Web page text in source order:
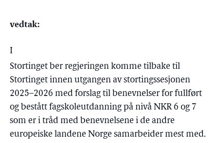
vedtak:
I
Stortinget ber regjeringen komme tilbake til
Stortinget innen utgangen av stortingssesjonen
2025–2026 med forslag til benevnelser for fullført
og bestått fagskoleutdanning på nivå NKR 6 og 7
som er i tråd med benevnelsene i de andre
europeiske landene Norge samarbeider mest med.